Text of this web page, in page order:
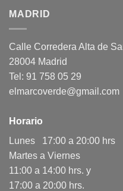
MADRID
Calle Corredera Alta de
28004 Madrid
Tel: 91 758 05 29
elmarcoverde@gmail.com
Horario
Lunes 17:00 a 20:00 hrs
Martes a Viernes
11:00 a 14:00 hrs. y
17:00 a 20:00 hrs.